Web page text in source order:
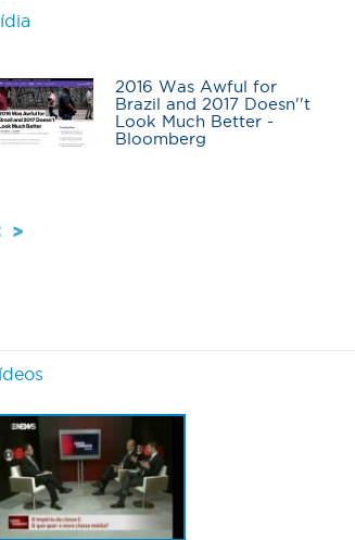
2016 Was Awful for
Brazil and 2017 Doesn''t
Look Much Better -
Bloomberg